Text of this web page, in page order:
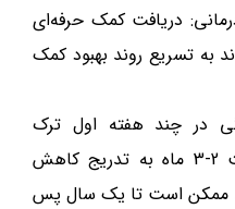
دریافت کمک حرفه‌ای
به تسریع روند بهبود کمک
در چند هفته اول ترک
شدیدتر است و پس از گذشت 2-3 ماه به تدریج کاهش
ممکن است تا یک سال پس